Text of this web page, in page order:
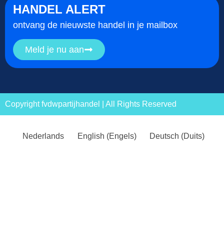
HANDEL ALERT
ontvang de nieuwste handel in je mailbox
Meld je nu aan
Copyright fvdwpartijhandel | All Rights Reserved
Nederlands English (Engels) Deutsch (Duits)